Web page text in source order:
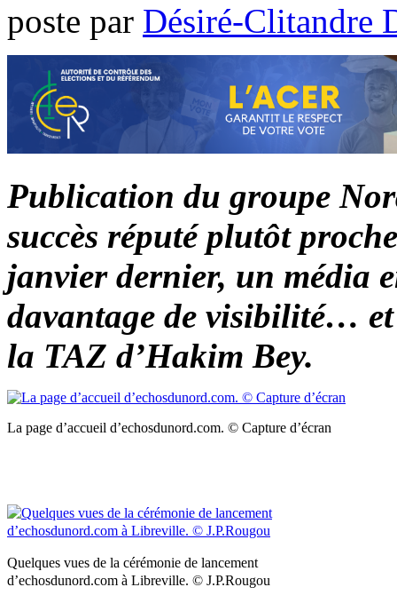
poste par Désiré-Clitandre
Publication du groupe
succès réputé plutôt
janvier dernier, un média
davantage de visibilité…
la TAZ d’Hakim Bey.
La page d’accueil d’echosdunord.com. © Capture d’écran
Quelques vues de la cérémonie de lancement
d’echosdunord.com à Libreville. © J.P.Rougou